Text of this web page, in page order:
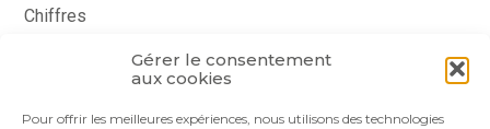
Gérer le consentement
aux cookies
Pour offrir les meilleures expériences, nous utilisons des technologies
Chiffres
Le coin du dirigeant